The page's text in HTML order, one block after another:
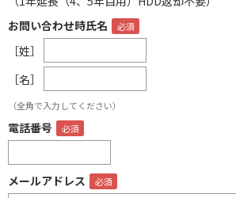
お問い合わせ時氏名
［姓］
［名］
（全角で入力してください）
電話番号
メールアドレス